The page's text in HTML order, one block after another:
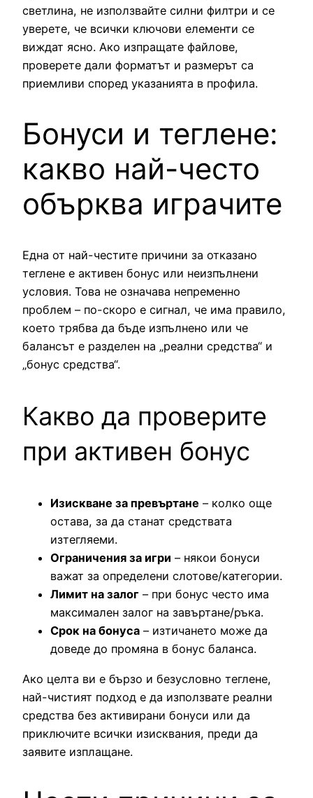
светлина, не използвайте силни филтри и се
уверете, че всички ключови елементи се
виждат ясно. Ако изпращате файлове,
проверете дали форматът и размерът са
приемливи според указанията в профила.
Бонуси и теглене:
какво най-често
обърква играчите
Една от най-честите причини за отказано
теглене е активен бонус или неизпълнени
условия. Това не означава непременно
проблем – по-скоро е сигнал, че има правило,
което трябва да бъде изпълнено или че
балансът е разделен на „реални средства“ и
„бонус средства“.
Какво да проверите
при активен бонус
Изискване за превъртане – колко още
остава, за да станат средствата
изтегляеми.
Ограничения за игри – някои бонуси
важат за определени слотове/категории.
Лимит на залог – при бонус често има
максимален залог на завъртане/ръка.
Срок на бонуса – изтичането може да
доведе до промяна в бонус баланса.
Ако целта ви е бързо и безусловно теглене,
най-чистият подход е да използвате реални
средства без активирани бонуси или да
приключите всички изисквания, преди да
заявите изплащане.